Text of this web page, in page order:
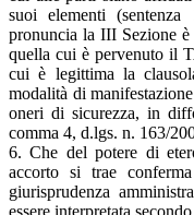
suoi elementi
pronuncia la III Sezione
quella cui è pervenuto il
cui è legittima la
modalità di
oneri di sicurezza, in
comma 4, d.lgs. n. 163/
6. Che del potere di
accorto si trae
giurisprudenza
essere interpretata